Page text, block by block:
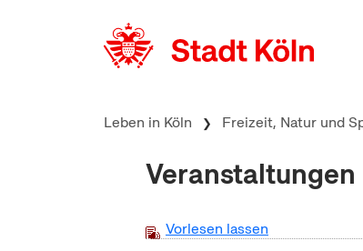
Leben in Köln Freizeit, Natur und
Veranstaltungen
Vorlesen lassen